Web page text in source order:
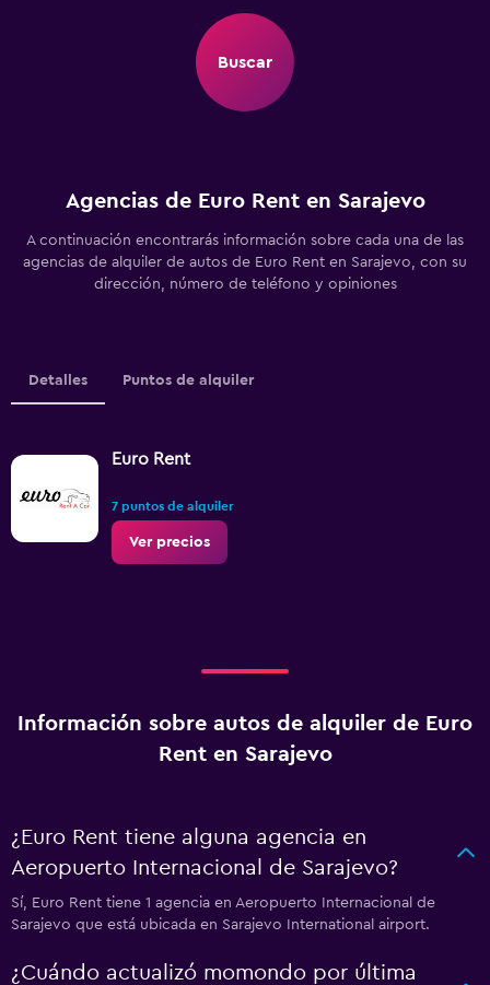
Buscar
Agencias de Euro Rent en Sarajevo
A continuación encontrarás información sobre cada una de las
agencias de alquiler de autos de Euro Rent en Sarajevo, con su
dirección, número de teléfono y opiniones
Detalles Puntos de alquiler
Euro Rent
7 puntos de alquiler
Ver precios
Información sobre autos de alquiler de Euro
Rent en Sarajevo
¿Euro Rent tiene alguna agencia en
Aeropuerto Internacional de Sarajevo?
Sí, Euro Rent tiene 1 agencia en Aeropuerto Internacional de
Sarajevo que está ubicada en Sarajevo International airport.
¿Cuándo actualizó momondo por última